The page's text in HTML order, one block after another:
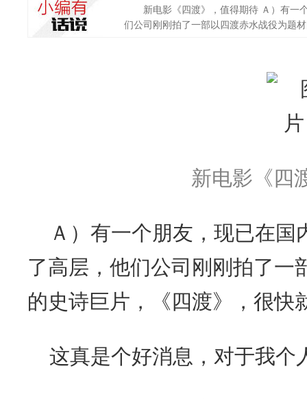
新电影《四渡》，值得期待 Ａ）有一个
们公司刚刚拍了一部以四渡赤水战役为题
新电影《四
Ａ）有一个朋友，现已在
了高层，他们公司刚刚拍了一
的史诗巨片，《四渡》，很快
这真是个好消息，对于我个